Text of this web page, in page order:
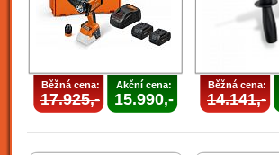
Běžná cena:
17.925,-
Akční cena:
15.990,-
Běžná cena:
14.141,-